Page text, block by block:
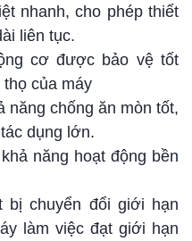
nhanh, cho phép thiết
liên tục.
cơ được bảo vệ tốt
của máy
năng chống ăn mòn tốt,
dụng lớn.
năng hoạt động bền
chuyển đổi giới hạn
làm việc đạt giới hạn